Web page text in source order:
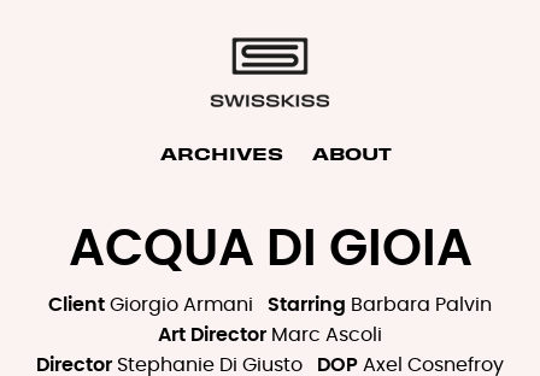
ARCHIVES ABOUT
ACQUA DI GIOIA
Client Giorgio Armani Starring Barbara Palvin
Art Director Marc Ascoli
Director Stephanie Di Giusto DOP Axel Cosnefroy